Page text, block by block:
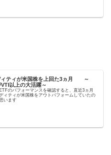
ィティが米国株を上回た3ヵ月 ～
以上の大活躍～
のパフォーマンスを確認すると、直近3ヵ月
ィティが米国株をアウトパフォームしていたの
います